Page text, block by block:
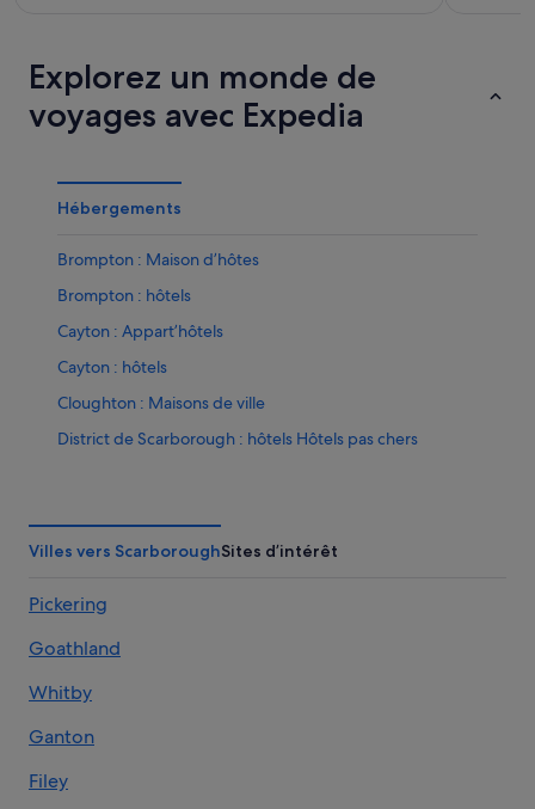
Explorez un monde de
voyages avec Expedia
Hébergements
Brompton : Maison d’hôtes
Brompton : hôtels
Cayton : Appart’hôtels
Cayton : hôtels
Cloughton : Maisons de ville
District de Scarborough : hôtels Hôtels pas chers
Ganton : Chambres d’hôtes
Hawsker : Auberges de jeunesse
Kilham : hôtels
Parc aquatique Alpamare : hôtels à proximité
Robin Hood's Bay : Chambres d’hôtes
Villes vers ScarboroughSites d’intérêt
Pickering
Goathland
Whitby
Ganton
Filey